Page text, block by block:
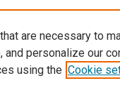
are necessary to
and personalize our
using the Cookie